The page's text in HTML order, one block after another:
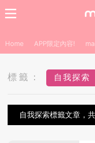
Home APP限定內容!
標籤： 自我探索
自我探索標籤文章，